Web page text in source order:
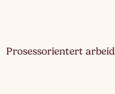
Prosessorientert arbeid